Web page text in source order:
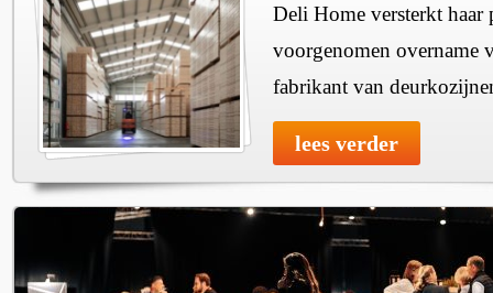
Deli Home versterkt haar
voorgenomen overname
fabrikant van
lees verder